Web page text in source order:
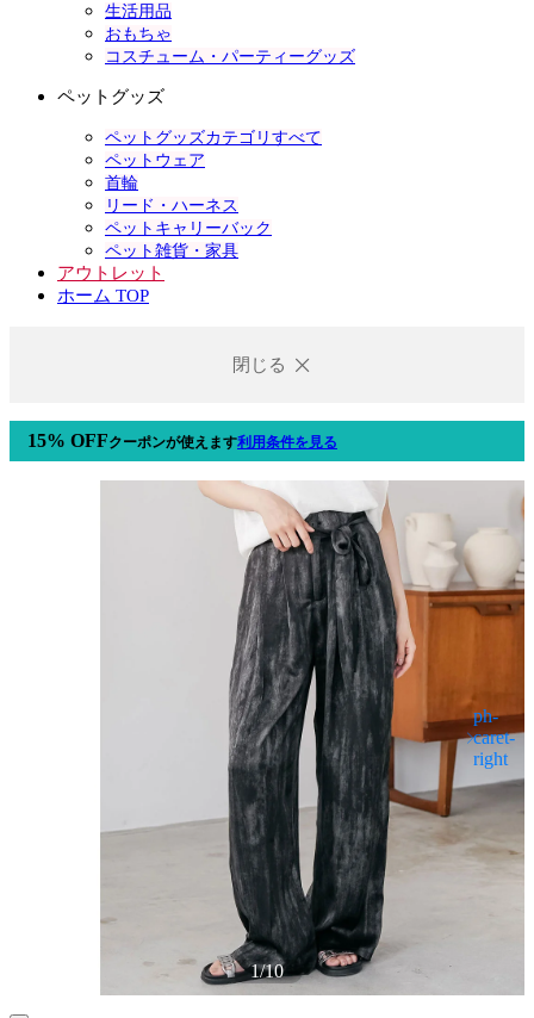
生活用品
おもちゃ
コスチューム・パーティーグッズ
ペットグッズ
ペットグッズカテゴリすべて
ペットウェア
首輪
リード・ハーネス
ペットキャリーバック
ペット雑貨・家具
アウトレット
ホーム TOP
閉じる
15% OFFクーポンが使えます利用条件を見る
1/10